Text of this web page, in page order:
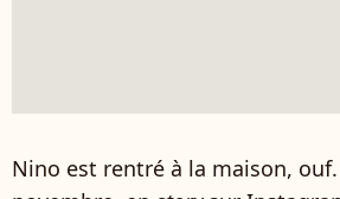
Nino est rentré à la maison,